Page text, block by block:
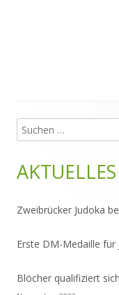
Haupt-
Seitenleiste
Suchen
nach:
AKTUELLES
Zweibrücker Judoka
Erste DM-Medaille für
Blöcher qualifiziert